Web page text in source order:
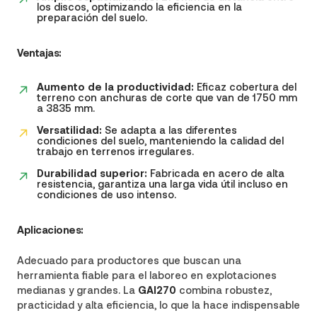
los discos, optimizando la eficiencia en la
preparación del suelo.
Ventajas:
Aumento de la productividad: Eficaz cobertura del
terreno con anchuras de corte que van de 1750 mm
a 3835 mm.
Versatilidad: Se adapta a las diferentes
condiciones del suelo, manteniendo la calidad del
trabajo en terrenos irregulares.
Durabilidad superior: Fabricada en acero de alta
resistencia, garantiza una larga vida útil incluso en
condiciones de uso intenso.
Aplicaciones:
Adecuado para productores que buscan una
herramienta fiable para el laboreo en explotaciones
medianas y grandes. La GAI270 combina robustez,
practicidad y alta eficiencia, lo que la hace indispensable